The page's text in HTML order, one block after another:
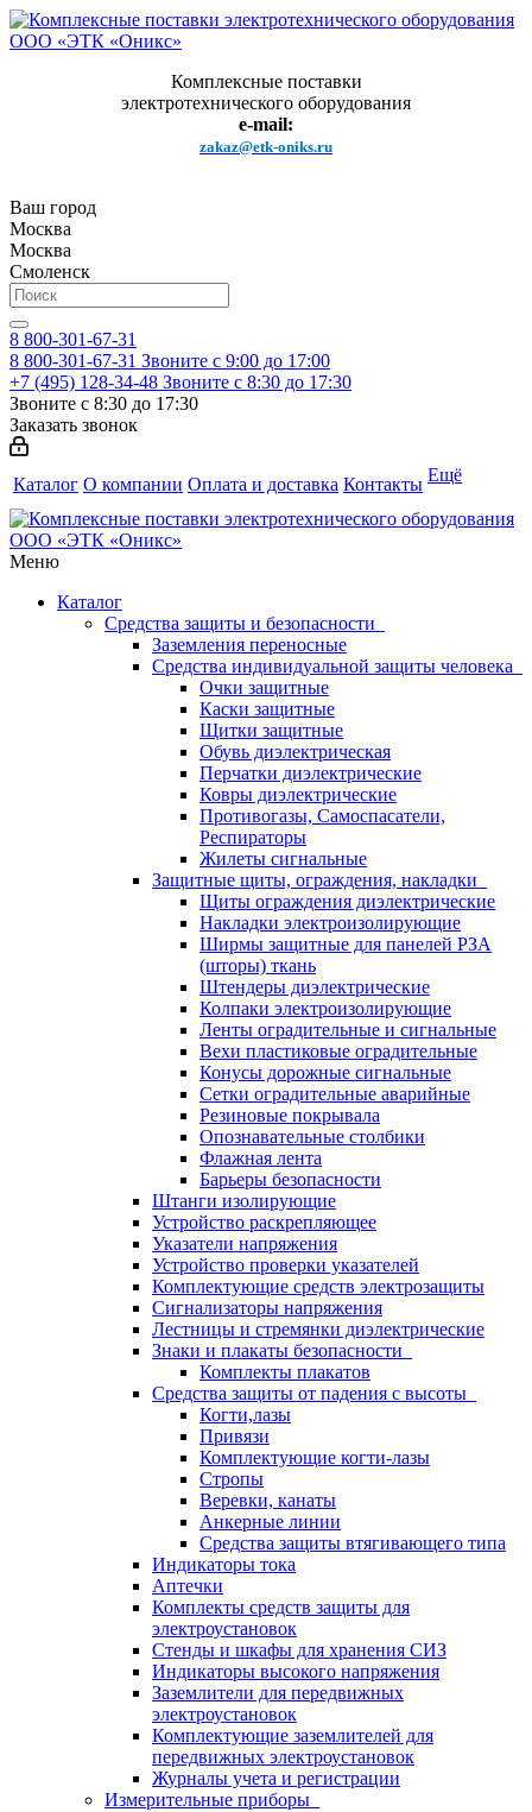
Комплексные поставки
электротехнического оборудования
e-mail:
zakaz@etk-oniks.ru
Ваш город
Москва
Москва
Смоленск
8 800-301-67-31
8 800-301-67-31 Звоните с 9:00 до 17:00
+7 (495) 128-34-48 Звоните с 8:30 до 17:30
Звоните с 8:30 до 17:30
Заказать звонок
Каталог О компании Оплата и доставка Контакты Ещё
Меню
Каталог
Средства защиты и безопасности
Заземления переносные
Средства индивидуальной защиты человека
Очки защитные
Каски защитные
Щитки защитные
Обувь диэлектрическая
Перчатки диэлектрические
Ковры диэлектрические
Противогазы, Самоспасатели,
Респираторы
Жилеты сигнальные
Защитные щиты, ограждения, накладки
Щиты ограждения диэлектрические
Накладки электроизолирующие
Ширмы защитные для панелей РЗА
(шторы) ткань
Штендеры диэлектрические
Колпаки электроизолирующие
Ленты оградительные и сигнальные
Вехи пластиковые оградительные
Конусы дорожные сигнальные
Сетки оградительные аварийные
Резиновые покрывала
Опознавательные столбики
Флажная лента
Барьеры безопасности
Штанги изолирующие
Устройство раскрепляющее
Указатели напряжения
Устройство проверки указателей
Комплектующие средств электрозащиты
Сигнализаторы напряжения
Лестницы и стремянки диэлектрические
Знаки и плакаты безопасности
Комплекты плакатов
Средства защиты от падения с высоты
Когти,лазы
Привязи
Комплектующие когти-лазы
Стропы
Веревки, канаты
Анкерные линии
Средства защиты втягивающего типа
Индикаторы тока
Аптечки
Комплекты средств защиты для
электроустановок
Стенды и шкафы для хранения СИЗ
Индикаторы высокого напряжения
Заземлители для передвижных
электроустановок
Комплектующие заземлителей для
передвижных электроустановок
Журналы учета и регистрации
Измерительные приборы